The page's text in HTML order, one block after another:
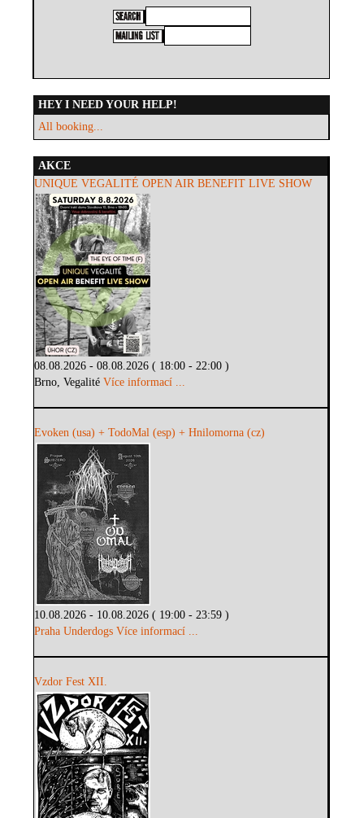
HEY I NEED YOUR HELP!
All booking...
AKCE
UNIQUE VEGALITÉ OPEN AIR BENEFIT LIVE SHOW
08.08.2026 - 08.08.2026 ( 18:00 - 22:00 )
Brno, VegalitéVíce informací ...
Evoken (usa) + TodoMal (esp) + Hnilomorna (cz)
10.08.2026 - 10.08.2026 ( 19:00 - 23:59 )
Praha Underdogs Více informací ...
Vzdor Fest XII.